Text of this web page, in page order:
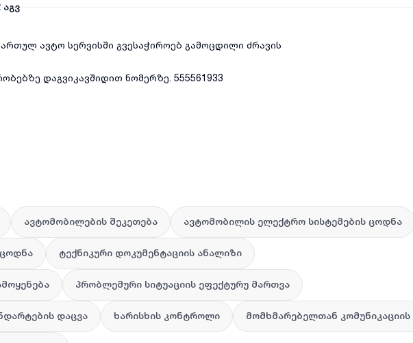
აგვ
ავტო სერვისში გვესაჭიროებ გამოცდილი ძრავის
დაგვიკავშიდით ნომერზე. 555561933
ავტომობილების შეკეთება ავტომობილის ელექტრო სისტემების ცოდნა
ტექნიკური დოკუმენტაციის ანალიზი
პრობლემური სიტუაციის ეფექტურუ მართვა
დაცვა ხარისხის კონტროლი მომხმარებელთან კომუნიკაციის